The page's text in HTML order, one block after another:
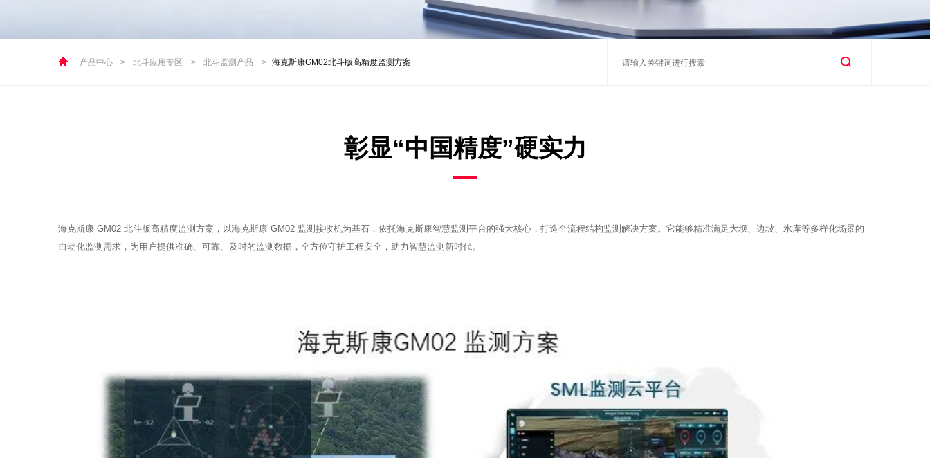
产品中心 > 北斗应用专区 > 北斗监测产品 > 海克斯康GM02北斗版高精度监测方案
彰显“中国精度”硬实力
海克斯康 GM02 北斗版高精度监测方案，以海克斯康 GM02 监测接收机为基石，依托海克斯康智慧监测平台的强大核心，打造全流程结构监测解决方案。它能够精准满足大坝、边坡、水库等多样化场景的
自动化监测需求，为用户提供准确、可靠、及时的监测数据，全方位守护工程安全，助力智慧监测新时代。